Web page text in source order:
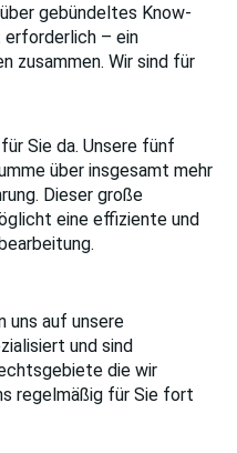
gebündeltes Know-
– ein
zusammen. Wir sind für
Sie da. Unsere fünf
über insgesamt mehr
Dieser große
eine effiziente und
uns auf unsere
und sind
die wir
regelmäßig für Sie fort